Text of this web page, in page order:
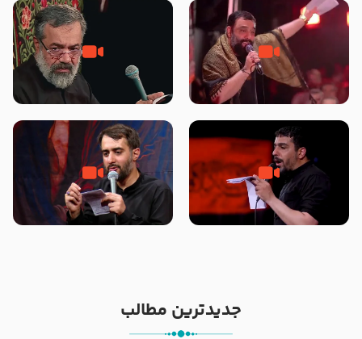
جانا جانا ابی عبدالله – کربلایی جواد
مقدم – شب هشتم محرم 1448 –
مادر منم مثل تو خمیدم – حاج
محمود کریمی – شهادت حضرت
هیئت رایة العباس علیه السلام
تک ، عبّاس، صاحب دل‌هاست –
حاج حنیف طاهری – عزاداری شب
من غلام نوکراتم من عاشق کربلاتم
– شور زمینه – شب هفتم – محرم
جدیدترین مطالب